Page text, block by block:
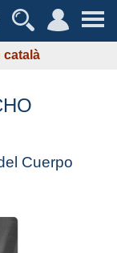
català
Cuerpo